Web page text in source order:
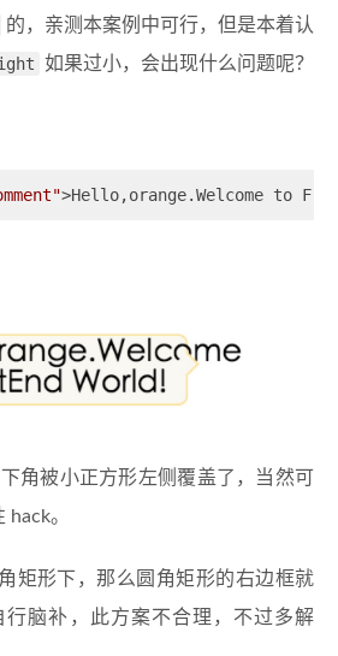
的，亲测本案例中可行，但是本着认
如果过小，会出现什么问题呢？
>Hello,orange.Welcome to
角被小正方形左侧覆盖了，当然可
hack。
矩形下，那么圆角矩形的右边框就
行脑补，此方案不合理，不过多解